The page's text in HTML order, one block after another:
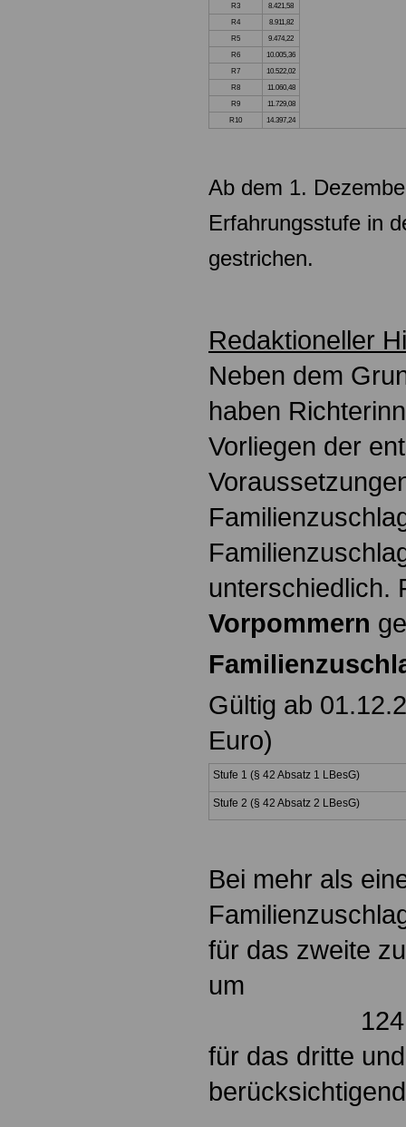
R3
8.421,58
R4
8.911,82
R5
9.474,22
R6
10.005,36
R7
10.522,02
R8
11.060,48
R9
11.729,08
R10
14.397,24
Ab dem 1.
Erfahrungsstufe in
gestrichen.
Redaktioneller
Neben dem
haben
Vorliegen der
unterschiedlich.
Vorpommern
Gültig ab
Euro)
Stufe 1 (§ 42
Stufe 2 (§ 42 Absatz 2 LBesG)
Bei mehr als
für das zweite
124,06
für das dritte